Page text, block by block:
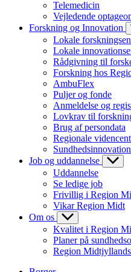
Telemedicin
Vejledende
Forskning og Innovation
Lokale
Lokale
Rådgivning til
Forskning hos
AmbuFlex
Puljer og fonde
Anmeldelse og
Lovkrav til
Brug af persondata
Regionale
Sundhedsinnovation
Job og uddannelse
Uddannelse
Se ledige job
Frivillig i Region
Vikar Region Midt
Om os
Kvalitet i Region
Planer på
Region